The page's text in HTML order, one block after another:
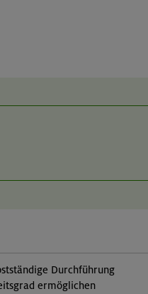
Durchführung
ermöglichen